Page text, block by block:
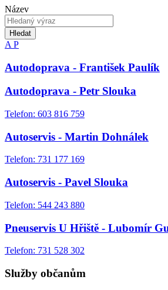
Název
Hledat
A P
Autodoprava - František Paulík
Autodoprava - Petr Slouka
Telefon: 603 816 759
Autoservis - Martin Dohnálek
Telefon: 731 177 169
Autoservis - Pavel Slouka
Telefon: 544 243 880
Pneuservis U Hřiště - Lubomír
Telefon: 731 528 302
Služby občanům